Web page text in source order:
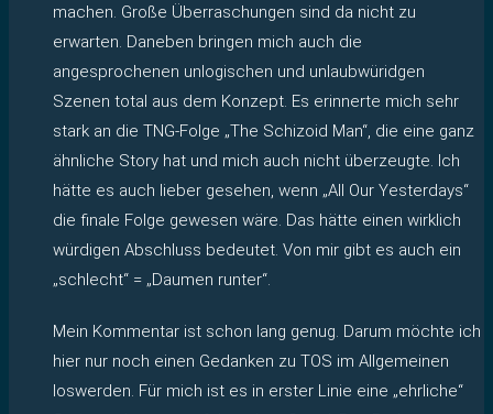
machen. Große Überraschungen sind da nicht zu
erwarten. Daneben bringen mich auch die
angesprochenen unlogischen und unlaubwüridgen
Szenen total aus dem Konzept. Es erinnerte mich sehr
stark an die TNG-Folge „The Schizoid Man“, die eine ganz
ähnliche Story hat und mich auch nicht überzeugte. Ich
hätte es auch lieber gesehen, wenn „All Our Yesterdays“
die finale Folge gewesen wäre. Das hätte einen wirklich
würdigen Abschluss bedeutet. Von mir gibt es auch ein
„schlecht“ = „Daumen runter“.
Mein Kommentar ist schon lang genug. Darum möchte ich
hier nur noch einen Gedanken zu TOS im Allgemeinen
loswerden. Für mich ist es in erster Linie eine „ehrliche“